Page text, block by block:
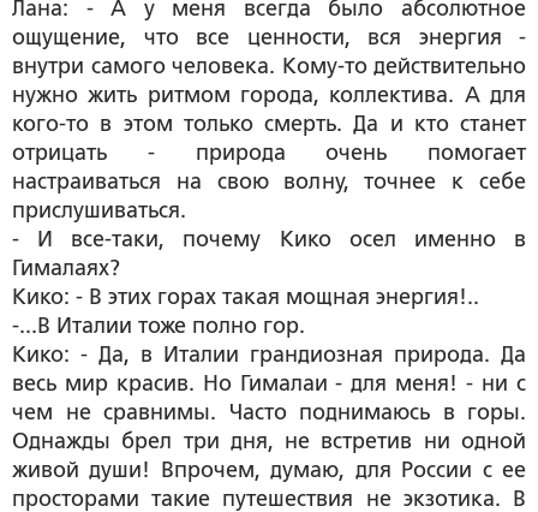
Лана: - А у меня всегда было абсолютное
ощущение, что все ценности, вся энергия -
внутри самого человека. Кому-то действительно
нужно жить ритмом города, коллектива. А для
кого-то в этом только смерть. Да и кто станет
отрицать - природа очень помогает
настраиваться на свою волну, точнее к себе
прислушиваться.
- И все-таки, почему Кико осел именно в
Гималаях?
Кико: - В этих горах такая мощная энергия!..
-...В Италии тоже полно гор.
Кико: - Да, в Италии грандиозная природа. Да
весь мир красив. Но Гималаи - для меня! - ни с
чем не сравнимы. Часто поднимаюсь в горы.
Однажды брел три дня, не встретив ни одной
живой души! Впрочем, думаю, для России с ее
просторами такие путешествия не экзотика. В